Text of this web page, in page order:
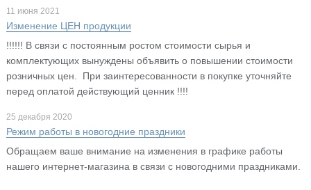
11 июня 2021
Изменение ЦЕН продукции
!!!!!! В связи с постоянным ростом стоимости сырья и
комплектующих вынуждены объявить о повышении стоимости
розничных цен. При заинтересованности в покупке уточняйте
перед оплатой действующий ценник !!!!
25 декабря 2020
Режим работы в новогодние праздники
Обращаем ваше внимание на изменения в графике работы
нашего интернет-магазина в связи с новогодними праздниками.